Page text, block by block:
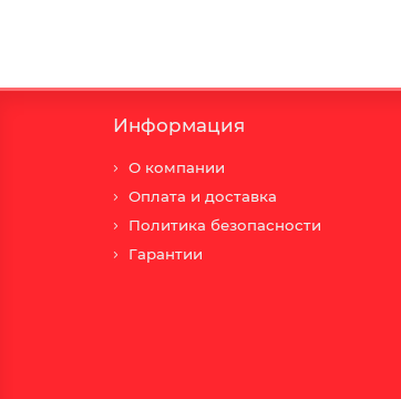
Информация
О компании
Оплата и доставка
Политика безопасности
Гарантии